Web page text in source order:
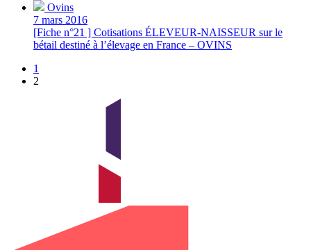
Ovins
7 mars 2016
[Fiche n°21 ] Cotisations ÉLEVEUR-NAISSEUR sur le
bétail destiné à l’élevage en France – OVINS
1
2